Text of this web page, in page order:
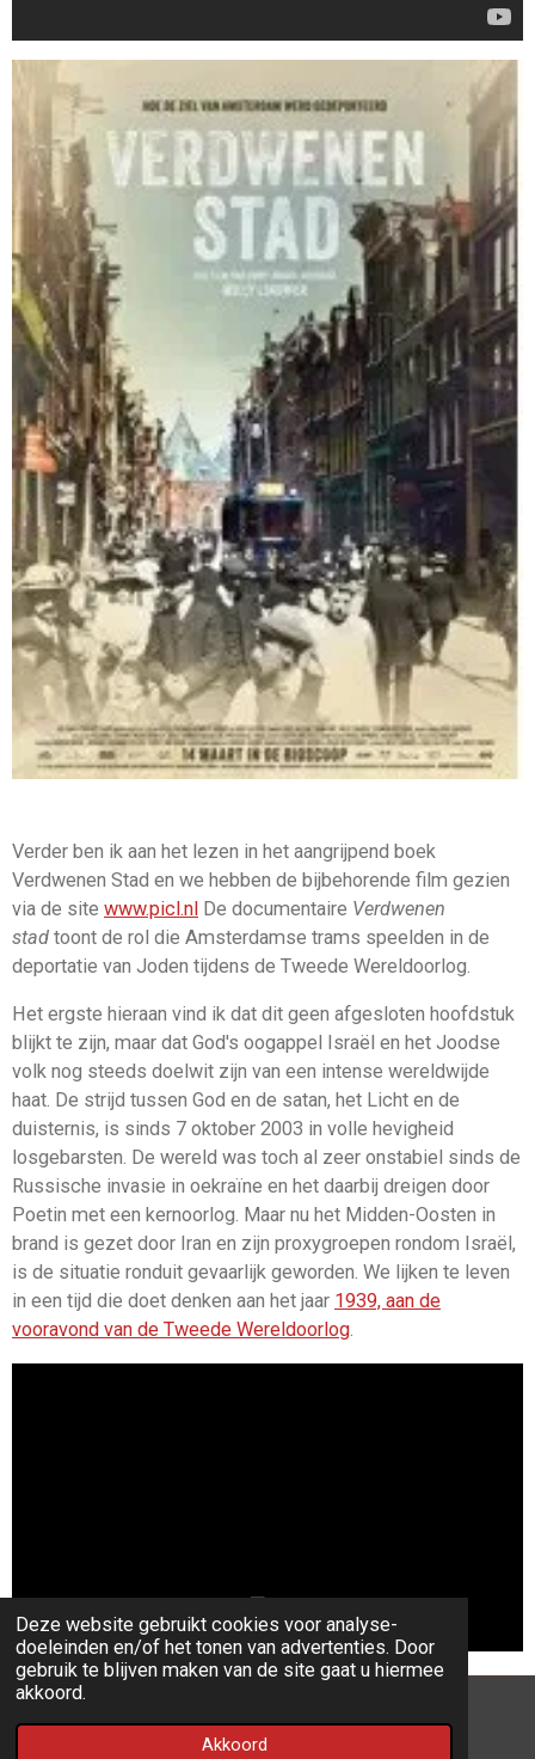
Deze website gebruikt cookies voor analyse-
doeleinden en/of het tonen van advertenties. Door
gebruik te blijven maken van de site gaat u hiermee
akkoord.
Akkoord
Verder ben ik aan het lezen in het aangrijpend boek
Verdwenen Stad en we hebben de bijbehorende film gezien
via de site www.picl.nl De documentaire Verdwenen
stad toont de rol die Amsterdamse trams speelden in de
deportatie van Joden tijdens de Tweede Wereldoorlog.
Het ergste hieraan vind ik dat dit geen afgesloten hoofdstuk
blijkt te zijn, maar dat God's oogappel Israël en het Joodse
volk nog steeds doelwit zijn van een intense wereldwijde
haat. De strijd tussen God en de satan, het Licht en de
duisternis, is sinds 7 oktober 2003 in volle hevigheid
losgebarsten. De wereld was toch al zeer onstabiel sinds de
Russische invasie in oekraïne en het daarbij dreigen door
Poetin met een kernoorlog. Maar nu het Midden-Oosten in
brand is gezet door Iran en zijn proxygroepen rondom Israël,
is de situatie ronduit gevaarlijk geworden. We lijken te leven
in een tijd die doet denken aan het jaar 1939, aan de
vooravond van de Tweede Wereldoorlog.